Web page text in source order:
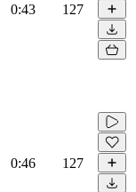
0:43 127
0:46 127